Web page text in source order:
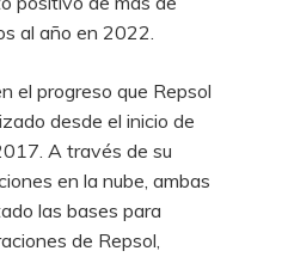
al año en 2022.
el progreso que Repsol
desde el inicio de
A través de su
en la nube, ambas
las bases para
de Repsol,